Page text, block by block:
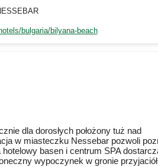
bulgaria/bilyana-beach
dla dorosłych położony tuż nad
w miasteczku Nessebar pozwoli
basen i centrum SPA
wypoczynek w gronie